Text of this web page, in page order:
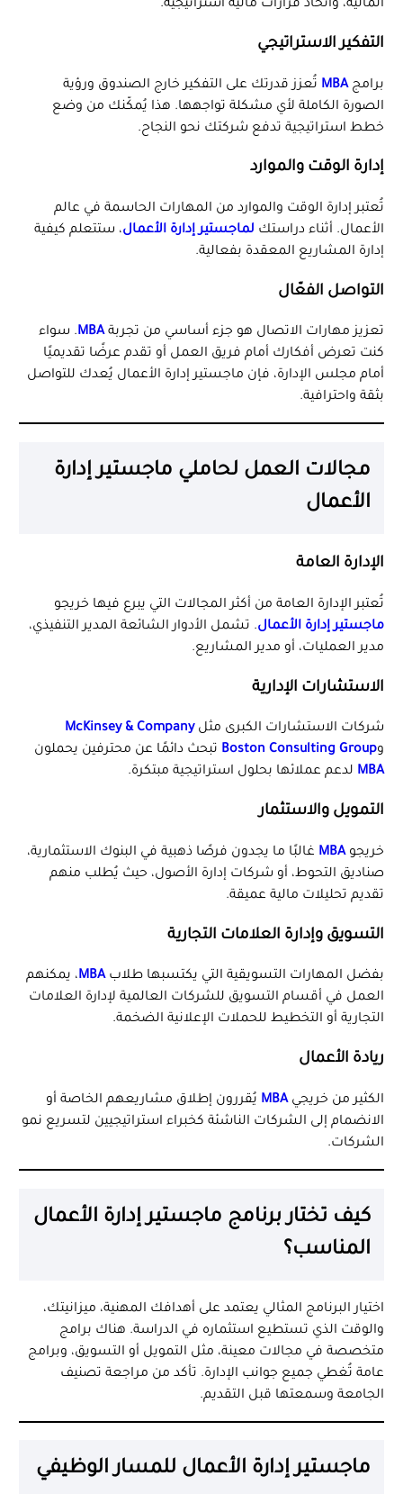
المالية، واتخاذ قرارات مالية استراتيجية.
التفكير الاستراتيجي
برامجMBA تُعزز قدرتك على التفكير خارج الصندوق ورؤية
الصورة الكاملة لأي مشكلة تواجهها. هذا يُمكّنك من وضع
خطط استراتيجية تدفع شركتك نحو النجاح.
إدارة الوقت والموارد
تُعتبر إدارة الوقت والموارد من المهارات الحاسمة في عالم
الأعمال. أثناء دراستك لماجستير إدارة الأعمال، ستتعلم كيفية
إدارة المشاريع المعقدة بفعالية.
التواصل الفعّال
تعزيز مهارات الاتصال هو جزء أساسي من تجربةMBA. سواء
كنت تعرض أفكارك أمام فريق العمل أو تقدم عرضًا تقديميًا
أمام مجلس الإدارة، فإن ماجستير إدارة الأعمال يُعدك للتواصل
بثقة واحترافية.
مجالات العمل لحاملي ماجستير إدارة
الأعمال
الإدارة العامة
تُعتبر الإدارة العامة من أكثر المجالات التي يبرع فيها خريجو
ماجستير إدارة الأعمال. تشمل الأدوار الشائعة المدير التنفيذي،
مدير العمليات، أو مدير المشاريع.
الاستشارات الإدارية
شركات الاستشارات الكبرى مثل McKinsey & Company
وBoston Consulting Group تبحث دائمًا عن محترفين يحملون
MBA لدعم عملائها بحلول استراتيجية مبتكرة.
التمويل والاستثمار
خريجوMBA غالبًا ما يجدون فرصًا ذهبية في البنوك الاستثمارية،
صناديق التحوط، أو شركات إدارة الأصول، حيث يُطلب منهم
تقديم تحليلات مالية عميقة.
التسويق وإدارة العلامات التجارية
بفضل المهارات التسويقية التي يكتسبها طلابMBA، يمكنهم
العمل في أقسام التسويق للشركات العالمية لإدارة العلامات
التجارية أو التخطيط للحملات الإعلانية الضخمة.
ريادة الأعمال
الكثير من خريجيMBA يُقررون إطلاق مشاريعهم الخاصة أو
الانضمام إلى الشركات الناشئة كخبراء استراتيجيين لتسريع نمو
الشركات.
كيف تختار برنامج ماجستير إدارة الأعمال
المناسب؟
اختيار البرنامج المثالي يعتمد على أهدافك المهنية، ميزانيتك،
والوقت الذي تستطيع استثماره في الدراسة. هناك برامج
متخصصة في مجالات معينة، مثل التمويل أو التسويق، وبرامج
عامة تُغطي جميع جوانب الإدارة. تأكد من مراجعة تصنيف
الجامعة وسمعتها قبل التقديم.
ماجستير إدارة الأعمال للمسار الوظيفي